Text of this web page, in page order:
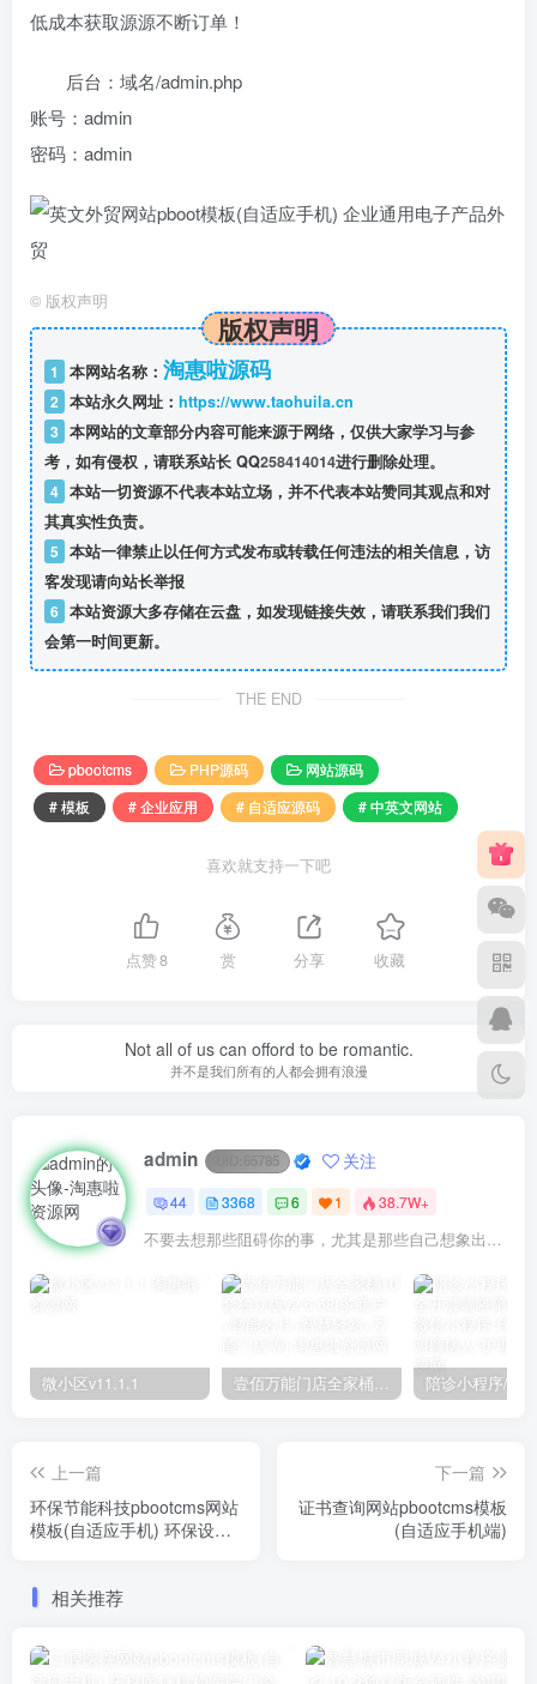
低成本获取源源不断订单！
后台：域名/admin.php
账号：admin
密码：admin
© 版权声明
版权声明
1 本网站名称： 淘惠啦源码
2 本站永久网址： https://www.taohuila.cn
3 本网站的文章部分内容可能来源于网络，仅供大家学习与参
考，如有侵权，请联系站长 QQ258414014进行删除处理。
4 本站一切资源不代表本站立场，并不代表本站赞同其观点和对
其真实性负责。
5 本站一律禁止以任何方式发布或转载任何违法的相关信息，访
客发现请向站长举报
6 本站资源大多存储在云盘，如发现链接失效，请联系我们我们
会第一时间更新。
THE END
pbootcms PHP源码
网站源码
# 模板
# 企业应用 # 自适应源码 # 中英文网站
喜欢就支持一下吧
点赞8 赏 分享 收藏
Not all of us can offord to be romantic.
并不是我们所有的人都会拥有浪漫
admin 65785 关注
44 3368 6 1 38.7W+
不要去想那些阻碍你的事，尤其是那些自己想象出来的事
微小区v11.1.1 壹佰万能门店全家桶10套独立版v2.6.68(​多商户+智能名片+智慧轻站+万能门店等)
上一篇
环保节能科技pbootcms网站
模板(自适应手机) 环保设备
下一篇
证书查询网站pbootcms模板
(自适应手机端)
相关推荐